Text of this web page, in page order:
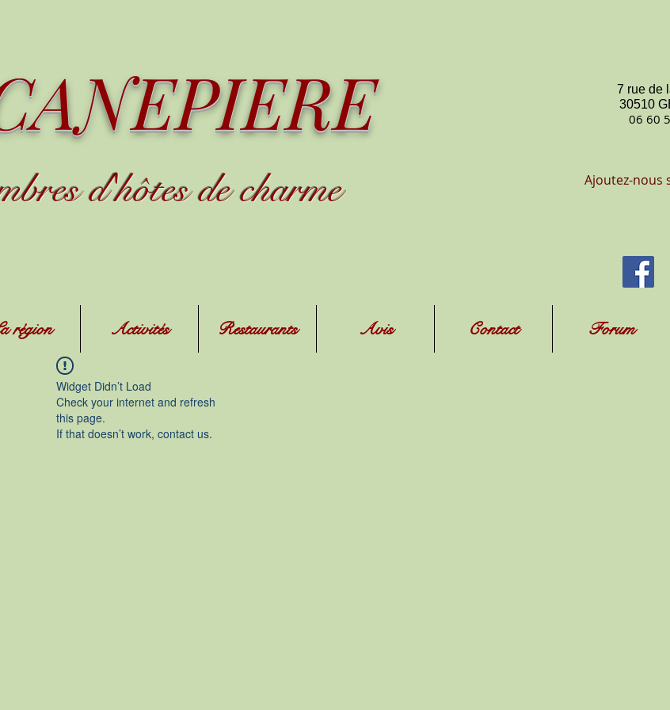
d'hôtes de charme
7 rue de
30510
06 60
Ajoutez-nous
région Activités Restaurants Avis Contact Forum
Widget Didn’t Load
Check your internet and refresh
this page.
If that doesn’t work, contact us.